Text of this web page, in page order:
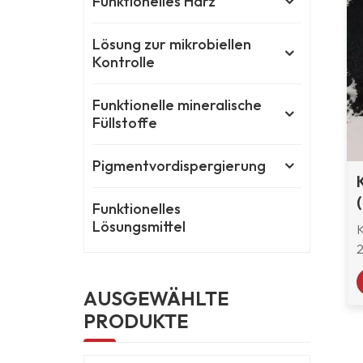
Lösung zur mikrobiellen
Kontrolle
Funktionelle mineralische
Füllstoffe
Pigmentvordispergierung
Funktionelles
Lösungsmittel
AUSGEWÄHLTE
PRODUKTE